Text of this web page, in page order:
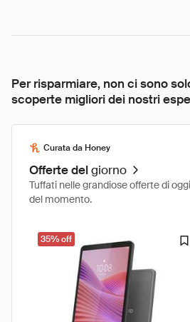
Per risparmiare, non ci sono
scoperte migliori dei nostri
Curata da Honey
Offerte delgiorno
Tuffati nelle grandiose offerte di
del momento.
35% off